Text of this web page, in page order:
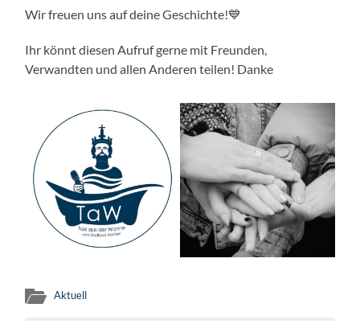
Wir freuen uns auf deine Geschichte!💙
Ihr könnt diesen Aufruf gerne mit Freunden,
Verwandten und allen Anderen teilen! Danke
Aktuell